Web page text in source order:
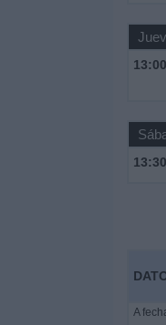
13:00
13:30
A